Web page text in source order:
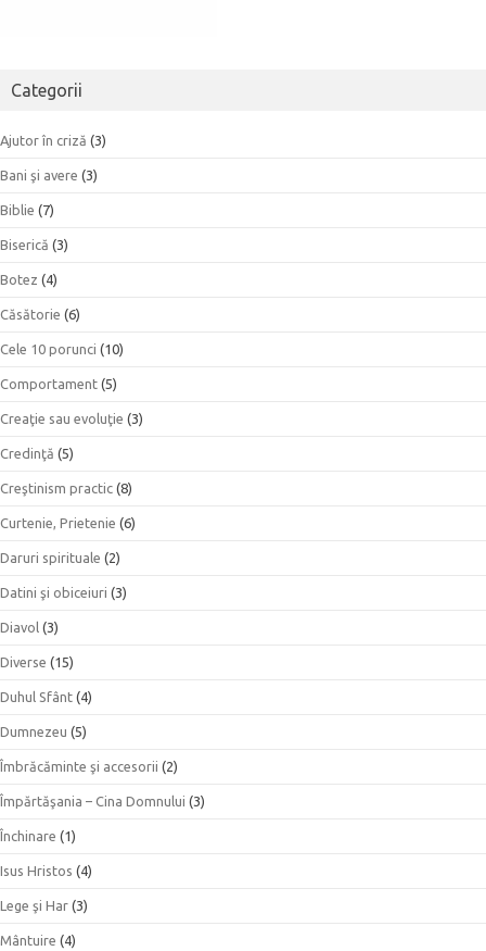
Categorii
Ajutor în criză (3)
Bani şi avere (3)
Biblie (7)
Biserică (3)
Botez (4)
Căsătorie (6)
Cele 10 porunci (10)
Comportament (5)
Creaţie sau evoluţie (3)
Credinţă (5)
Creştinism practic (8)
Curtenie, Prietenie (6)
Daruri spirituale (2)
Datini şi obiceiuri (3)
Diavol (3)
Diverse (15)
Duhul Sfânt (4)
Dumnezeu (5)
Îmbrăcăminte şi accesorii (2)
Împărtăşania – Cina Domnului (3)
Închinare (1)
Isus Hristos (4)
Lege şi Har (3)
Mântuire (4)